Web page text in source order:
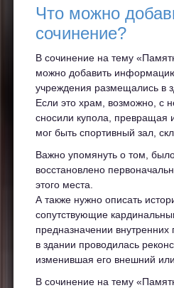
Что можно
сочинение?
В сочинение на тему
можно добавить
учреждения размещались в
Если это храм, возможно, с
сносили купола, превращая
мог быть спортивный зал,
Важно упомянуть о том,
восстановлено
этого места.
А также нужно описать
сопутствующие
предназначении
в здании проводилась
изменившая его внешний
В сочинение на тему